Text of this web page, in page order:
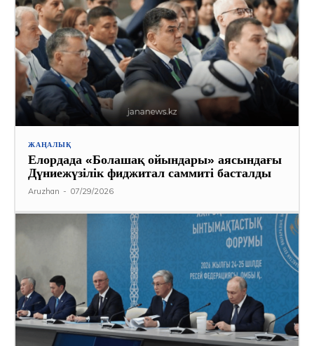
ЖАҢАЛЫҚ
Елордада «Болашақ ойындары» аясындағы
Дүниежүзілік фиджитал саммиті басталды
Aruzhan - 07/29/2026